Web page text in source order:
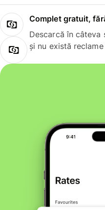
Complet gratuit,
Descarcă în câteva
și nu există